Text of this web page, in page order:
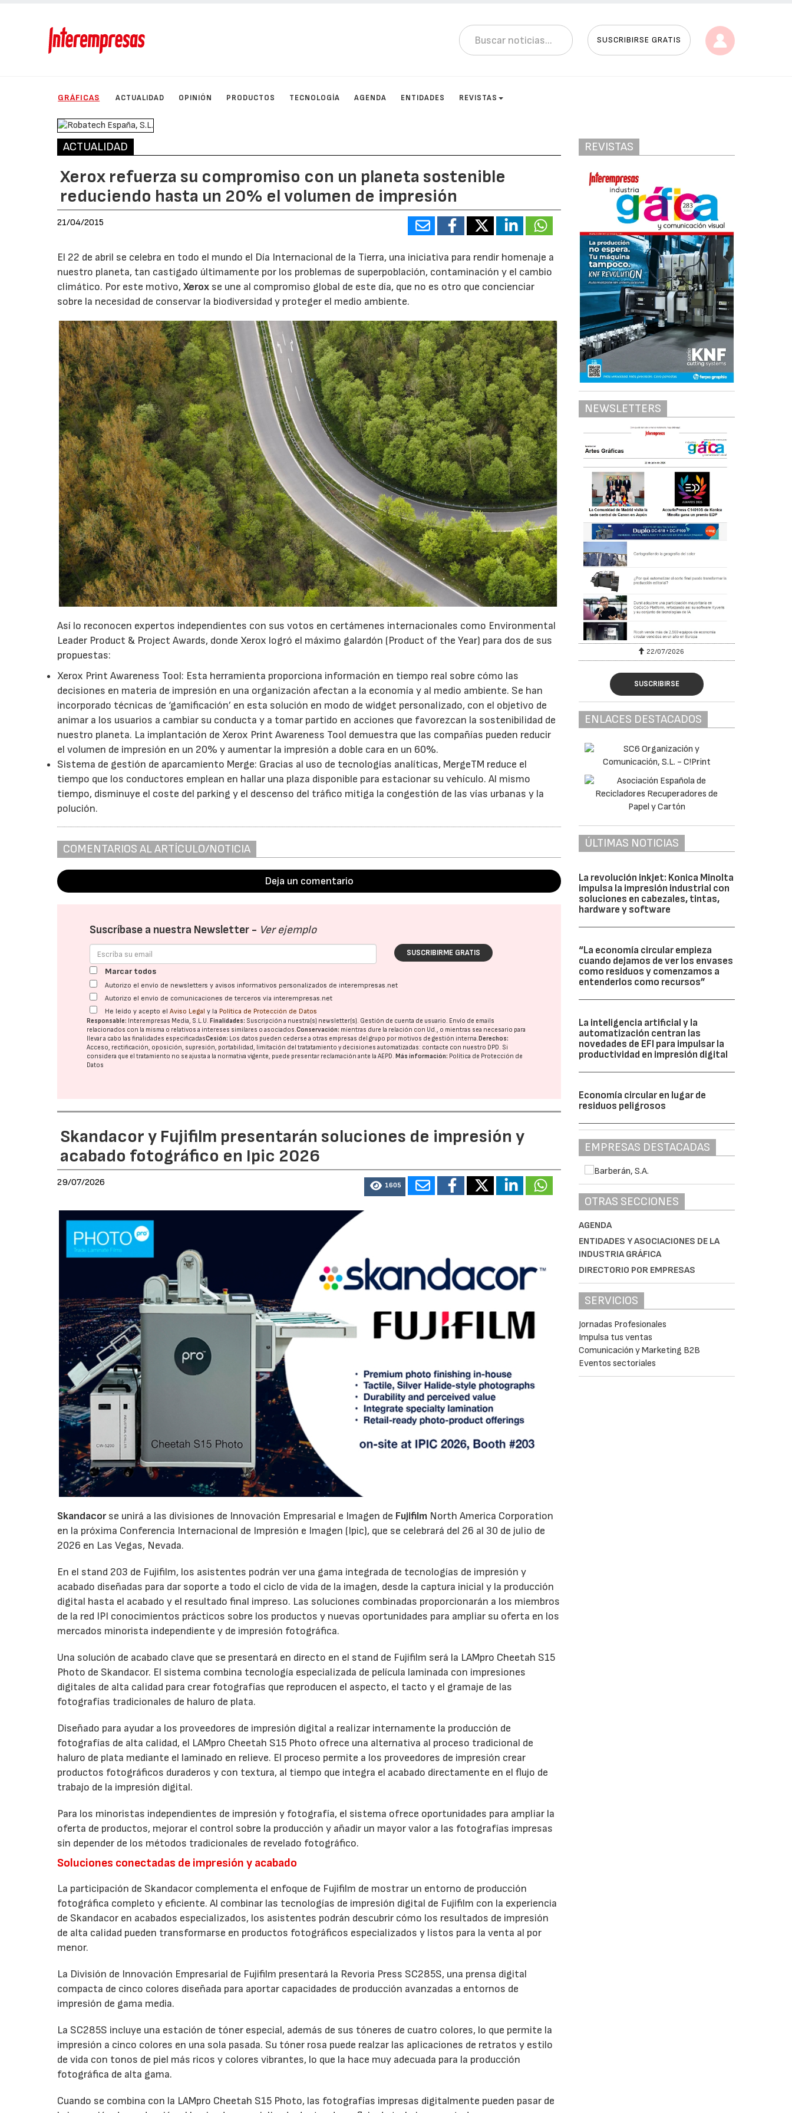
SUSCRIBIRSE GRATIS
GRÁFICAS ACTUALIDAD OPINIÓN PRODUCTOS TECNOLOGÍA AGENDA ENTIDADES REVISTAS
ACTUALIDAD
Xerox refuerza su compromiso con un planeta sostenible
reduciendo hasta un 20% el volumen de impresión
21/04/2015
El 22 de abril se celebra en todo el mundo el Día Internacional de la Tierra, una iniciativa para rendir homenaje a
nuestro planeta, tan castigado últimamente por los problemas de superpoblación, contaminación y el cambio
climático. Por este motivo,Xerox se une al compromiso global de este día, que no es otro que concienciar
sobre la necesidad de conservar la biodiversidad y proteger el medio ambiente.
Así lo reconocen expertos independientes con sus votos en certámenes internacionales como Environmental
Leader Product & Project Awards, donde Xerox logró el máximo galardón (Product of the Year) para dos de sus
propuestas:
Xerox Print Awareness Tool: Esta herramienta proporciona información en tiempo real sobre cómo las
decisiones en materia de impresión en una organización afectan a la economía y al medio ambiente. Se han
incorporado técnicas de ‘gamificación’ en esta solución en modo de widget personalizado, con el objetivo de
animar a los usuarios a cambiar su conducta y a tomar partido en acciones que favorezcan la sostenibilidad de
nuestro planeta. La implantación de Xerox Print Awareness Tool demuestra que las compañías pueden reducir
el volumen de impresión en un 20% y aumentar la impresión a doble cara en un 60%.
Sistema de gestión de aparcamiento Merge: Gracias al uso de tecnologías analíticas, MergeTM reduce el
tiempo que los conductores emplean en hallar una plaza disponible para estacionar su vehículo. Al mismo
tiempo, disminuye el coste del parking y el descenso del tráfico mitiga la congestión de las vías urbanas y la
polución.
COMENTARIOS AL ARTÍCULO/NOTICIA
Deja un comentario
Suscríbase a nuestra Newsletter - Ver ejemplo
SUSCRIBIRME GRATIS
Marcar todos
Autorizo el envío de newsletters y avisos informativos personalizados de interempresas.net
Autorizo el envío de comunicaciones de terceros vía interempresas.net
He leído y acepto elAviso Legal y la Política de Protección de Datos
Responsable: Interempresas Media, S.L.U. Finalidades: Suscripción a nuestra(s) newsletter(s). Gestión de cuenta de usuario. Envío de emails
relacionados con la misma o relativos a intereses similares o asociados.Conservación: mientras dure la relación con Ud., o mientras sea necesario para
llevar a cabo las finalidades especificadasCesión: Los datos pueden cederse a otras empresas del grupo por motivos de gestión interna. Derechos:
Acceso, rectificación, oposición, supresión, portabilidad, limitación del tratatamiento y decisiones automatizadas: contacte con nuestro DPD. Si
considera que el tratamiento no se ajusta a la normativa vigente, puede presentar reclamación ante laAEPD. Más información: Política de Protección de
Datos
Skandacor y Fujifilm presentarán soluciones de impresión y
acabado fotográfico en Ipic 2026
29/07/2026 1605
Skandacorse unirá a las divisiones de Innovación Empresarial e Imagen de Fujifilm North America Corporation
en la próxima Conferencia Internacional de Impresión e Imagen (Ipic), que se celebrará del 26 al 30 de julio de
2026 en Las Vegas, Nevada.
En el stand 203 de Fujifilm, los asistentes podrán ver una gama integrada de tecnologías de impresión y
acabado diseñadas para dar soporte a todo el ciclo de vida de la imagen, desde la captura inicial y la producción
digital hasta el acabado y el resultado final impreso. Las soluciones combinadas proporcionarán a los miembros
de la red IPI conocimientos prácticos sobre los productos y nuevas oportunidades para ampliar su oferta en los
mercados minorista independiente y de impresión fotográfica.
Una solución de acabado clave que se presentará en directo en el stand de Fujifilm será la LAMpro Cheetah S15
Photo de Skandacor. El sistema combina tecnología especializada de película laminada con impresiones
digitales de alta calidad para crear fotografías que reproducen el aspecto, el tacto y el gramaje de las
fotografías tradicionales de haluro de plata.
Diseñado para ayudar a los proveedores de impresión digital a realizar internamente la producción de
fotografías de alta calidad, el LAMpro Cheetah S15 Photo ofrece una alternativa al proceso tradicional de
haluro de plata mediante el laminado en relieve. El proceso permite a los proveedores de impresión crear
productos fotográficos duraderos y con textura, al tiempo que integra el acabado directamente en el flujo de
trabajo de la impresión digital.
Para los minoristas independientes de impresión y fotografía, el sistema ofrece oportunidades para ampliar la
oferta de productos, mejorar el control sobre la producción y añadir un mayor valor a las fotografías impresas
sin depender de los métodos tradicionales de revelado fotográfico.
Soluciones conectadas de impresión y acabado
La participación de Skandacor complementa el enfoque de Fujifilm de mostrar un entorno de producción
fotográfica completo y eficiente. Al combinar las tecnologías de impresión digital de Fujifilm con la experiencia
de Skandacor en acabados especializados, los asistentes podrán descubrir cómo los resultados de impresión
de alta calidad pueden transformarse en productos fotográficos especializados y listos para la venta al por
menor.
La División de Innovación Empresarial de Fujifilm presentará la Revoria Press SC285S, una prensa digital
compacta de cinco colores diseñada para aportar capacidades de producción avanzadas a entornos de
impresión de gama media.
La SC285S incluye una estación de tóner especial, además de sus tóneres de cuatro colores, lo que permite la
impresión a cinco colores en una sola pasada. Su tóner rosa puede realzar las aplicaciones de retratos y estilo
de vida con tonos de piel más ricos y colores vibrantes, lo que la hace muy adecuada para la producción
fotográfica de alta gama.
Cuando se combina con la LAMpro Cheetah S15 Photo, las fotografías impresas digitalmente pueden pasar de
REVISTAS
NEWSLETTERS
22/07/2026
SUSCRIBIRSE
ENLACES DESTACADOS
ÚLTIMAS NOTICIAS
La revolución inkjet: Konica Minolta
impulsa la impresión industrial con
soluciones en cabezales, tintas,
hardware y software
“La economía circular empieza
cuando dejamos de ver los envases
como residuos y comenzamos a
entenderlos como recursos”
La inteligencia artificial y la
automatización centran las
novedades de EFI para impulsar la
productividad en impresión digital
Economía circular en lugar de
residuos peligrosos
EMPRESAS DESTACADAS
OTRAS SECCIONES
AGENDA
ENTIDADES Y ASOCIACIONES DE LA
INDUSTRIA GRÁFICA
DIRECTORIO POR EMPRESAS
SERVICIOS
Jornadas Profesionales
Impulsa tus ventas
Comunicación y Marketing B2B
Eventos sectoriales